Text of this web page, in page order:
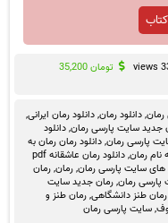
تومان35,200
رمان,دانلود رمان,دانلود رمان ایرانی,
جدید سایت پارسی رمان,دانلود
پارسی رمان,دانلود رمان رمان به
نام رمان,
دانلود رمان عاشقانه pdf
های سایت پارسی رمان,رمان,رمان
پارسی رمان,رمان جدید سایت
رمان طنز دانشگاهی,رمان طنز و
,سایت پارسی رمان